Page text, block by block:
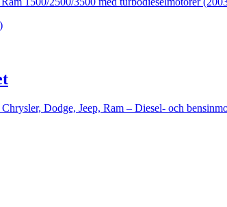
Dodge, Jeep, Ram – Diesel- och